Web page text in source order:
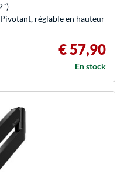
réglable en hauteur
€ 57,90
En stock